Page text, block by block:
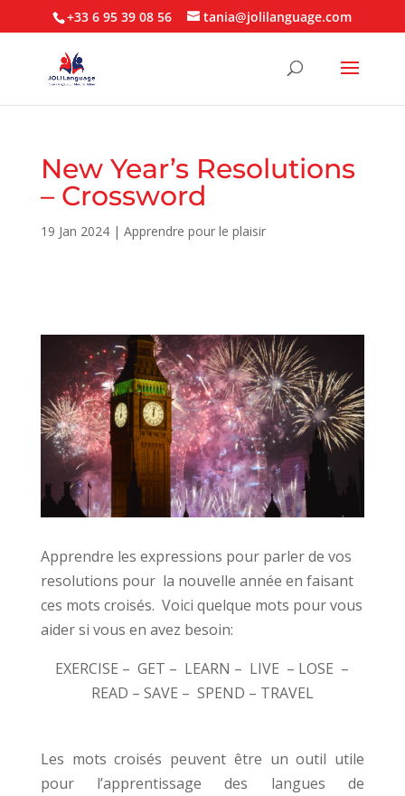
+33 6 95 39 08 56 tania@jolilanguage.com
New Year’s Resolutions
– Crossword
19 Jan 2024| Apprendre pour le plaisir
Apprendre les expressions pour parler de vos
resolutions pour la nouvelle année en faisant
ces mots croisés. Voici quelque mots pour vous
aider si vous en avez besoin:
EXERCISE – GET – LEARN – LIVE – LOSE –
READ – SAVE – SPEND – TRAVEL
Les mots croisés peuvent être un outil utile
pour l’apprentissage des langues de